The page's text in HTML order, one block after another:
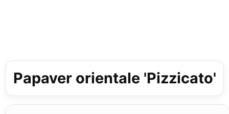
Papaver orientale 'Pizzicato'